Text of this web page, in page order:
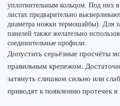
уплотнительным кольцом. Под них
листах предварительно
диаметра ножки термошайбы). Для
панелей также желательно
соединительные профили.
Допустить серьёзные просчёты
правильным крепежом.
затянуть слишком сильно или
приводят к появлению протечек в